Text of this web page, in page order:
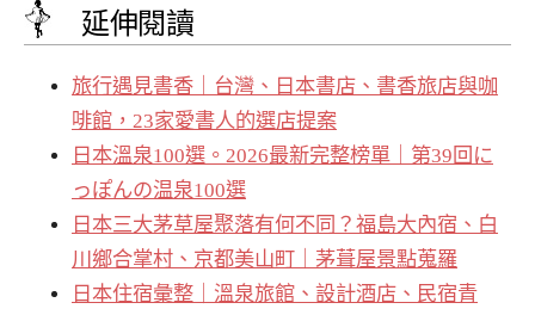
延伸閱讀
旅行遇見書香｜台灣、日本書店、書香旅店與咖
啡館，23家愛書人的選店提案
日本溫泉100選。2026最新完整榜單｜第39回に
っぽんの温泉100選
日本三大茅草屋聚落有何不同？福島大內宿、白
川鄉合掌村、京都美山町｜茅葺屋景點蒐羅
日本住宿彙整｜溫泉旅館、設計酒店、民宿青